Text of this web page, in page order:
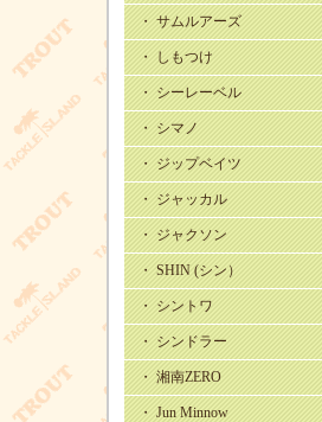
・ サムルアーズ
・ しもつけ
・ シーレーベル
・ シマノ
・ ジップベイツ
・ ジャッカル
・ ジャクソン
・ SHIN (シン）
・ シントワ
・ シンドラー
・ 湘南ZERO
・ Jun Minnow